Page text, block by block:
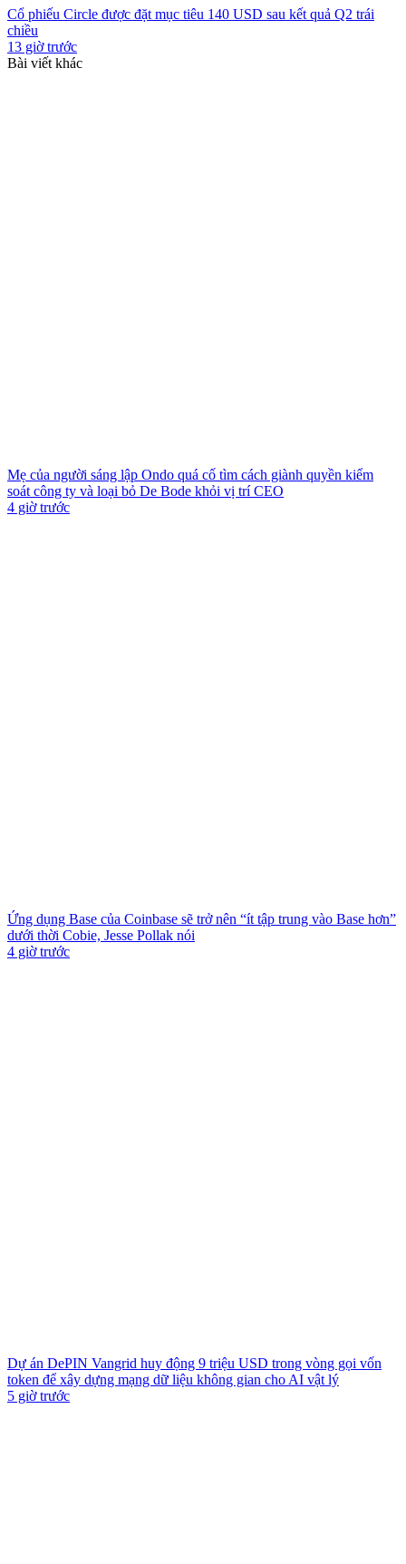
Cổ phiếu Circle được đặt mục tiêu 140 USD sau kết quả Q2 trái
chiều
13 giờ trước
Bài viết khác
Mẹ của người sáng lập Ondo quá cố tìm cách giành quyền kiểm
soát công ty và loại bỏ De Bode khỏi vị trí CEO
4 giờ trước
Ứng dụng Base của Coinbase sẽ trở nên “ít tập trung vào Base hơn”
dưới thời Cobie, Jesse Pollak nói
4 giờ trước
Dự án DePIN Vangrid huy động 9 triệu USD trong vòng gọi vốn
token để xây dựng mạng dữ liệu không gian cho AI vật lý
5 giờ trước